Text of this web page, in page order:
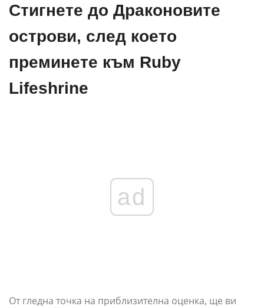
Стигнете до Драконовите
острови, след което
преминете към Ruby
Lifeshrine
ad
От гледна точка на приблизителна оценка, ще ви